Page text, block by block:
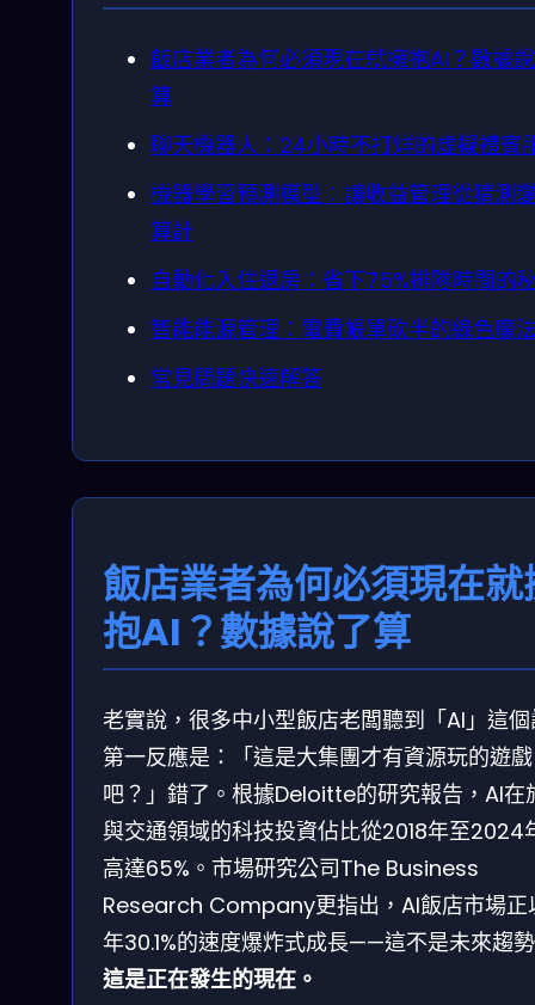
飯店業者為何必須現在就擁抱AI？數據
算
聊天機器人：24小時不打烊的虛擬禮賓
機器學習預測模型：讓收益管理從猜測
算計
自動化入住退房：省下75%排隊時間的
智能能源管理：電費帳單砍半的綠色魔
常見問題快速解答
飯店業者為何必須現在就
抱AI？數據說了算
老實說，很多中小型飯店老闆聽到「AI」這
第一反應是：「這是大集團才有資源玩的遊戲
吧？」錯了。根據Deloitte的研究報告，AI在
與交通領域的科技投資佔比從2018年至2024
高達65%。市場研究公司The Business
Research Company更指出，AI飯店市場正
年30.1%的速度爆炸式成長——這不是未來趨
這是正在發生的現在。